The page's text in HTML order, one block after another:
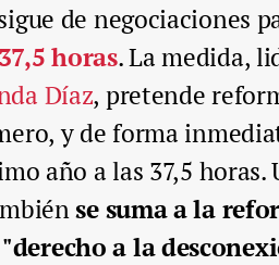
de negociaciones
horas. La medida,
Díaz, pretende
y de forma
año a las 37,5 horas.
se suma a la
a la